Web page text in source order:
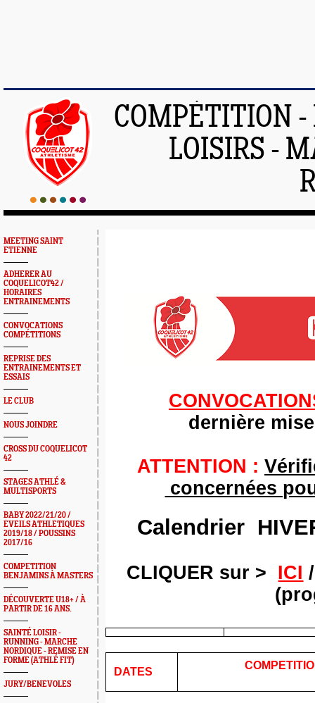
COMPÉTITION -
LOISIRS -
MEETING SAINT
ETIENNE
ADHERER AU
COQUELICOT42 /
HORAIRES
ENTRAINEMENTS
CONVOCATIONS
COMPÉTITIONS
REPRISE DES
ENTRAINEMENTS ET
ESSAIS
LE CLUB
NOUS JOINDRE
CROSS DU COQUELICOT
42
STAGES ATHLÉ &
MULTISPORTS
BABY 2022/21/20 /
EVEILS ATHLETIQUES
2019/18 / POUSSINS
2017/16
COMPETITION
BENJAMINS À MASTERS
DÉCOUVERTE U18+ / À
PARTIR DE 16 ANS.
SAINTÉ LOISIR -
RUNNING - MARCHE
NORDIQUE - REMISE EN
FORME (ATHLÉ FIT)
JURY/BENEVOLES
dernière
ATTENTION :
concernées
Calendrier
CLIQUER sur > ICI
DATES